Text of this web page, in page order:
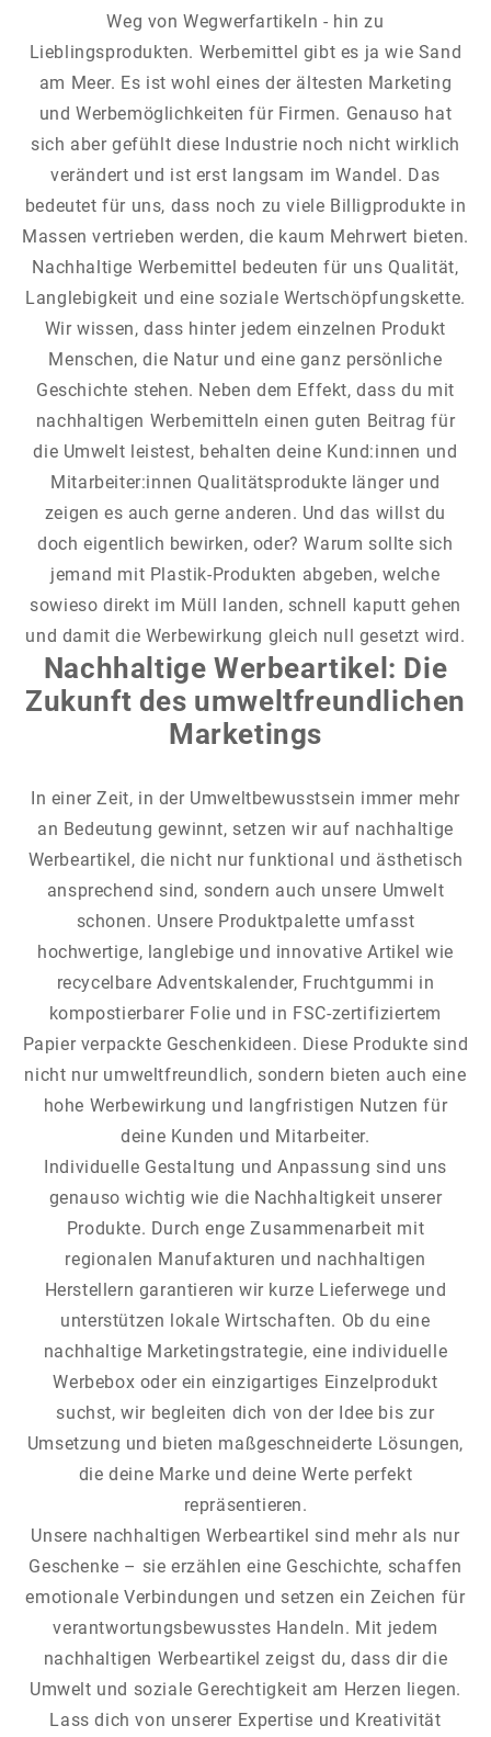
Weg von Wegwerfartikeln - hin zu
Lieblingsprodukten. Werbemittel gibt es ja wie Sand
am Meer. Es ist wohl eines der ältesten Marketing
und Werbemöglichkeiten für Firmen. Genauso hat
sich aber gefühlt diese Industrie noch nicht wirklich
verändert und ist erst langsam im Wandel. Das
bedeutet für uns, dass noch zu viele Billigprodukte in
Massen vertrieben werden, die kaum Mehrwert bieten.
Nachhaltige Werbemittel bedeuten für uns Qualität,
Langlebigkeit und eine soziale Wertschöpfungskette.
Wir wissen, dass hinter jedem einzelnen Produkt
Menschen, die Natur und eine ganz persönliche
Geschichte stehen. Neben dem Effekt, dass du mit
nachhaltigen Werbemitteln einen guten Beitrag für
die Umwelt leistest, behalten deine Kund:innen und
Mitarbeiter:innen Qualitätsprodukte länger und
zeigen es auch gerne anderen. Und das willst du
doch eigentlich bewirken, oder? Warum sollte sich
jemand mit Plastik-Produkten abgeben, welche
sowieso direkt im Müll landen, schnell kaputt gehen
und damit die Werbewirkung gleich null gesetzt wird.
Nachhaltige Werbeartikel: Die
Zukunft des umweltfreundlichen
Marketings
In einer Zeit, in der Umweltbewusstsein immer mehr
an Bedeutung gewinnt, setzen wir auf nachhaltige
Werbeartikel, die nicht nur funktional und ästhetisch
ansprechend sind, sondern auch unsere Umwelt
schonen. Unsere Produktpalette umfasst
hochwertige, langlebige und innovative Artikel wie
recycelbare Adventskalender, Fruchtgummi in
kompostierbarer Folie und in FSC-zertifiziertem
Papier verpackte Geschenkideen. Diese Produkte sind
nicht nur umweltfreundlich, sondern bieten auch eine
hohe Werbewirkung und langfristigen Nutzen für
deine Kunden und Mitarbeiter.
Individuelle Gestaltung und Anpassung sind uns
genauso wichtig wie die Nachhaltigkeit unserer
Produkte. Durch enge Zusammenarbeit mit
regionalen Manufakturen und nachhaltigen
Herstellern garantieren wir kurze Lieferwege und
unterstützen lokale Wirtschaften. Ob du eine
nachhaltige Marketingstrategie, eine individuelle
Werbebox oder ein einzigartiges Einzelprodukt
suchst, wir begleiten dich von der Idee bis zur
Umsetzung und bieten maßgeschneiderte Lösungen,
die deine Marke und deine Werte perfekt
repräsentieren.
Unsere nachhaltigen Werbeartikel sind mehr als nur
Geschenke – sie erzählen eine Geschichte, schaffen
emotionale Verbindungen und setzen ein Zeichen für
verantwortungsbewusstes Handeln. Mit jedem
nachhaltigen Werbeartikel zeigst du, dass dir die
Umwelt und soziale Gerechtigkeit am Herzen liegen.
Lass dich von unserer Expertise und Kreativität